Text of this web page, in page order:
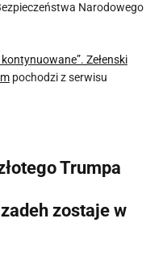
Narodowego
Zełenski
pochodzi z serwisu
Trumpa
zostaje w